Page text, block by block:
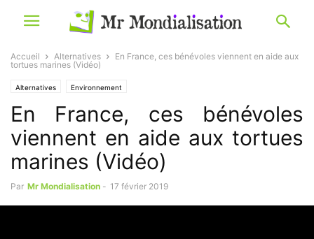
Accueil Alternatives
En France, ces bénévoles viennent en aide aux
tortues marines (Vidéo)
Alternatives Environnement
En France, ces bénévoles
viennent en aide aux tortues
marines (Vidéo)
Par Mr Mondialisation - 17 février 2019